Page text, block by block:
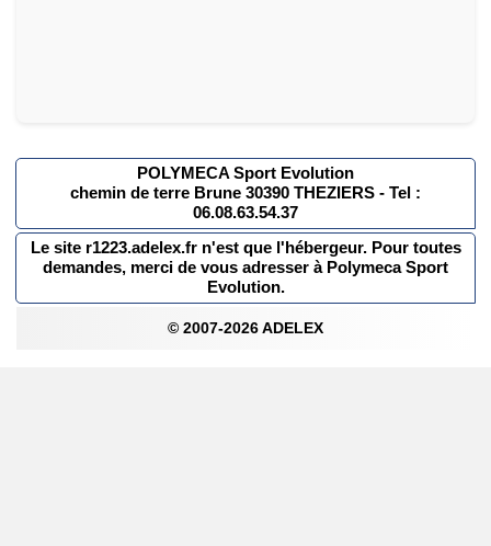
POLYMECA Sport Evolution
chemin de terre Brune 30390 THEZIERS - Tel :
06.08.63.54.37
Le site r1223.adelex.fr n'est que l'hébergeur. Pour toutes
demandes, merci de vous adresser à Polymeca Sport
Evolution.
© 2007-2026 ADELEX